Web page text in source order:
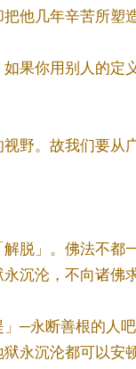
他几年辛苦所塑
果你用别人的
野。故我们要
脱」。佛法不
沉沦，不向诸佛
─永断善根的人
永沉沦都可以安